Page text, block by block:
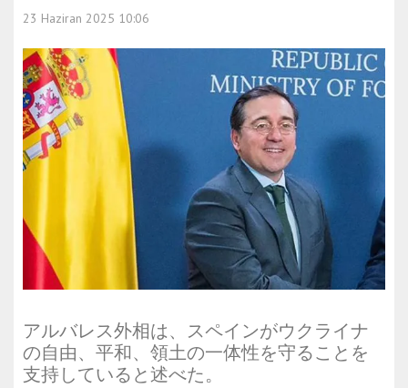
23 Haziran 2025 10:06
アルバレス外相は、スペインがウクライナ
の自由、平和、領土の一体性を守ることを
支持していると述べた。